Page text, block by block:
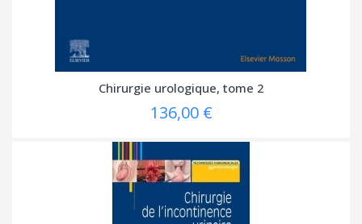
Chirurgie urologique, tome 2
136,00 €